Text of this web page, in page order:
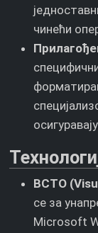
чинећи
ВСТО
се за
Microsoft